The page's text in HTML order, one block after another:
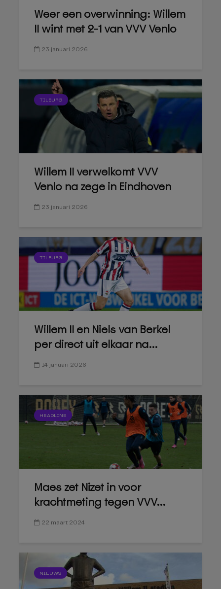
Weer een overwinning: Willem
II wint met 2-1 van VVV Venlo
23 januari 2026
TILBURG
Willem II verwelkomt VVV
Venlo na zege in Eindhoven
23 januari 2026
TILBURG
Willem II en Niels van Berkel
per direct uit elkaar na...
14 januari 2026
HEADLINE
Maes zet Nizet in voor
krachtmeting tegen VVV...
22 maart 2024
NIEUWS